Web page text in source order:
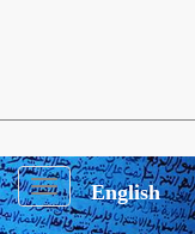
Toggle
English
سيت